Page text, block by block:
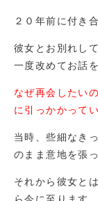
２０年前に付き
彼女とお別れし
一度改めてお話
なぜ再会したい
に引っかかって
当時、些細なき
のまま意地を張
それから彼女と
ら今に至ります。